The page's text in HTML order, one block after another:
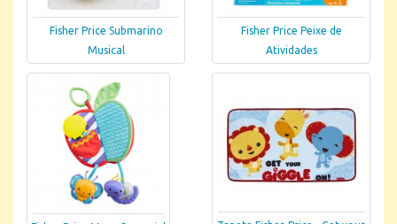
Fisher Price Submarino
Musical
Fisher Price Peixe de
Atividades